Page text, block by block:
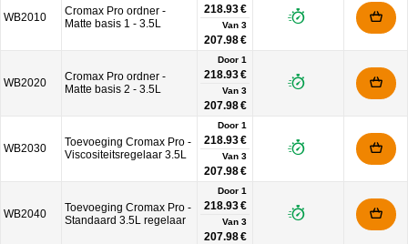
WB2010
Cromax Pro ordner -
Matte basis 1 - 3.5L
218.93 €
Van 3
207.98 €
WB2020
Cromax Pro ordner -
Matte basis 2 - 3.5L
Door 1
218.93 €
Van 3
207.98 €
WB2030
Toevoeging Cromax Pro -
Viscositeitsregelaar 3.5L
Door 1
218.93 €
Van 3
207.98 €
WB2040
Toevoeging Cromax Pro -
Standaard 3.5L regelaar
Door 1
218.93 €
Van 3
207.98 €